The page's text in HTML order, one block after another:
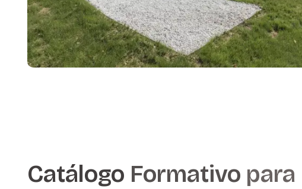
Catálogo Formativo para